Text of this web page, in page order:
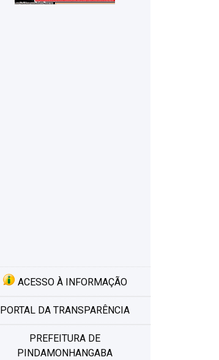
ACESSO À INFORMAÇÃO
PORTAL DA TRANSPARÊNCIA
PREFEITURA DE
PINDAMONHANGABA